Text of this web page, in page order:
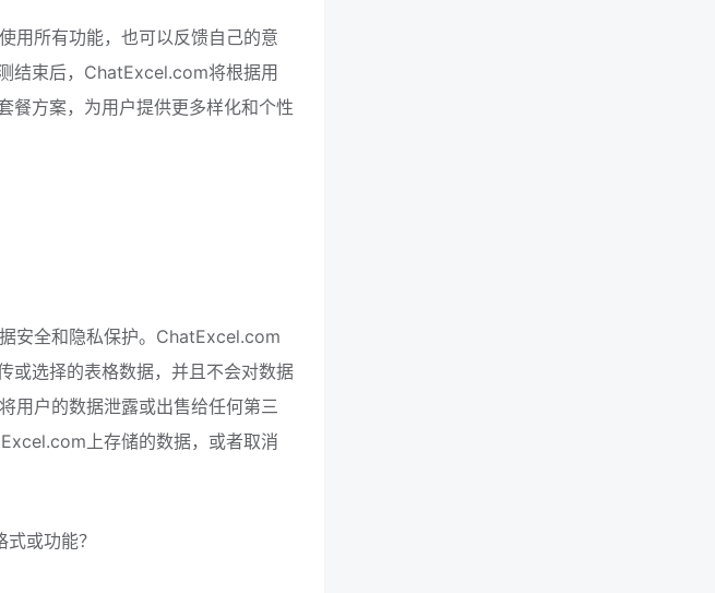
用所有功能，也可以反馈自己的意
结束后，ChatExcel.com将根据用
餐方案，为用户提供更多样化和个性
安全和隐私保护。ChatExcel.com
或选择的表格数据，并且不会对数据
用户的数据泄露或出售给任何第三
上存储的数据，或者取消
或功能？